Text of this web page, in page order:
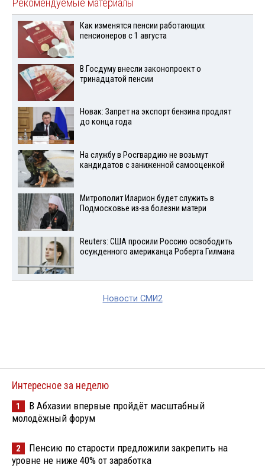
Рекомендуемые материалы
Как изменятся пенсии работающих
пенсионеров с 1 августа
В Госдуму внесли законопроект о
тринадцатой пенсии
Новак: Запрет на экспорт бензина продлят
до конца года
На службу в Росгвардию не возьмут
кандидатов с заниженной самооценкой
Митрополит Иларион будет служить в
Подмосковье из-за болезни матери
Reuters: США просили Россию освободить
осужденного американца Роберта Гилмана
Новости СМИ2
Интересное за неделю
1
В Абхазии впервые пройдёт масштабный
молодёжный форум
2
Пенсию по старости предложили закрепить на
уровне не ниже 40% от заработка